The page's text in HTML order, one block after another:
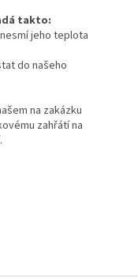
takto:
jeho teplota
do našeho
na zakázku
zahřátí na